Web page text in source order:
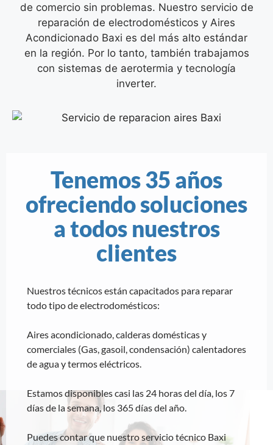
de comercio sin problemas. Nuestro servicio de
reparación de electrodomésticos y Aires
Acondicionado Baxi es del más alto estándar
en la región. Por lo tanto, también trabajamos
con sistemas de aerotermia y tecnología
inverter.
Tenemos 35 años
ofreciendo soluciones
a todos nuestros
clientes
Nuestros técnicos están capacitados para reparar
todo tipo de electrodomésticos:
Aires acondicionado, calderas domésticas y
comerciales (Gas, gasoil, condensación) calentadores
de agua y termos eléctricos.
Estamos disponibles casi las 24 horas del día, los 7
días de la semana, los 365 días del año.
Puedes contar que nuestro servicio técnico Baxi